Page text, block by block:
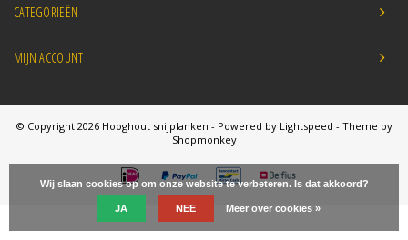
CATEGORIEËN
MIJN ACCOUNT
© Copyright 2026 Hooghout snijplanken - Powered by Lightspeed - Theme by
Shopmonkey
Wij slaan cookies op om onze website te verbeteren. Is dat akkoord?
JA NEE Meer over cookies »